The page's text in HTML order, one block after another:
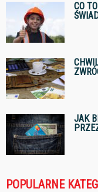
CO
JAK
POPULARNE